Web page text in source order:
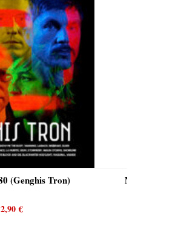
New Noise #80 (Quicksand)